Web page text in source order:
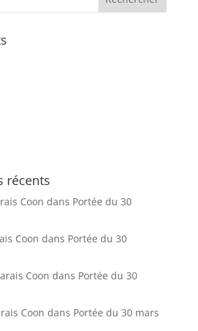
récents
Coon dans Portée du 30
Coon dans Portée du 30
Coon dans Portée du 30
Coon dans Portée du 30 mars